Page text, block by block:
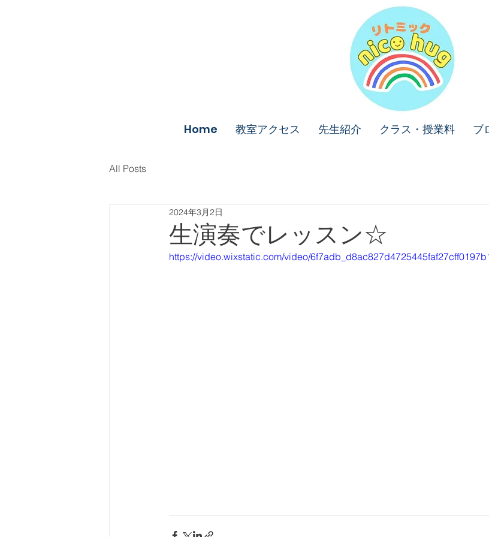
Home 教室アクセス 先生紹介 クラス・授業料 ブ
All Posts
生演奏でレッスン☆
2024年3月2日
https://video.wixstatic.com/video/